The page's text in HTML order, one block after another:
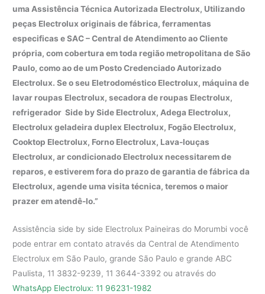
uma Assistência Técnica Autorizada Electrolux, Utilizando
peças Electrolux originais de fábrica, ferramentas
especificas e SAC – Central de Atendimento ao Cliente
própria, com cobertura em toda região metropolitana de São
Paulo, como ao de um Posto Credenciado Autorizado
Electrolux. Se o seu Eletrodoméstico Electrolux, máquina de
lavar roupas Electrolux, secadora de roupas Electrolux,
refrigerador Side by Side Electrolux, Adega Electrolux,
Electrolux geladeira duplex Electrolux, Fogão Electrolux,
Cooktop Electrolux, Forno Electrolux, Lava-louças
Electrolux, ar condicionado Electrolux necessitarem de
reparos, e estiverem fora do prazo de garantia de fábrica da
Electrolux, agende uma visita técnica, teremos o maior
prazer em atendê-lo.”
Assistência side by side Electrolux Paineiras do Morumbi você
pode entrar em contato através da Central de Atendimento
Electrolux em São Paulo, grande São Paulo e grande ABC
Paulista, 11 3832-9239, 11 3644-3392 ou através do
WhatsApp Electrolux: 11 96231-1982